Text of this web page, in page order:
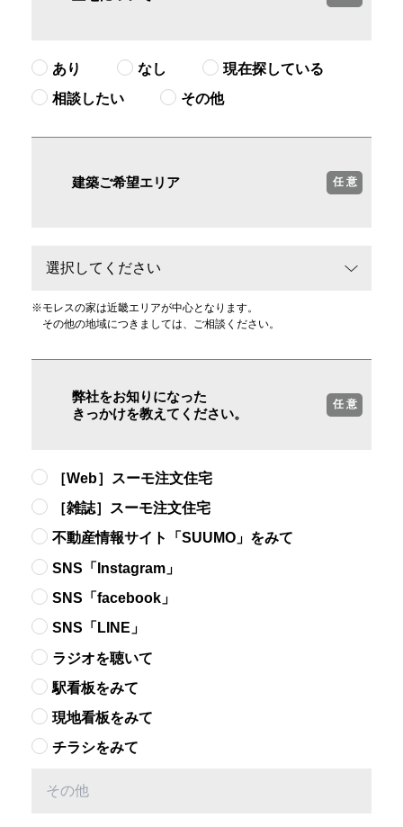
あり なし
現在探している
相談したい
その他
建築ご希望エリア 任 意
※モレスの家は近畿エリアが中心となります。
その他の地域につきましては、ご相談ください。
弊社をお知りになった
きっかけを教えてください。
任 意
［Web］スーモ注文住宅
［雑誌］スーモ注文住宅
不動産情報サイト「SUUMO」をみて
SNS「Instagram」
SNS「facebook」
SNS「LINE」
ラジオを聴いて
駅看板をみて
現地看板をみて
チラシをみて